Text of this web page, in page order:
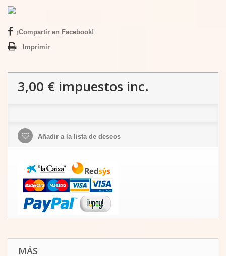
¡Compartir en Facebook!
Imprimir
3,00 € impuestos inc.
Añadir a la lista de deseos
MÁS